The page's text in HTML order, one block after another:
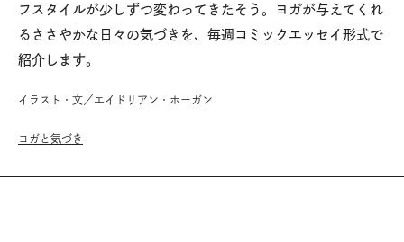
フスタイルが少しずつ変わってきたそう。ヨガが与えてくれ
るささやかな日々の気づきを、毎週コミックエッセイ形式で
紹介します。
イラスト・文／エイドリアン・ホーガン
ヨガと気づき